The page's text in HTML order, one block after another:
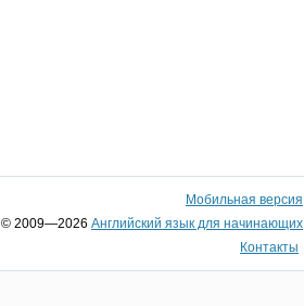
Мобильная версия
© 2009—2026 Английский язык для начинающих
Контакты